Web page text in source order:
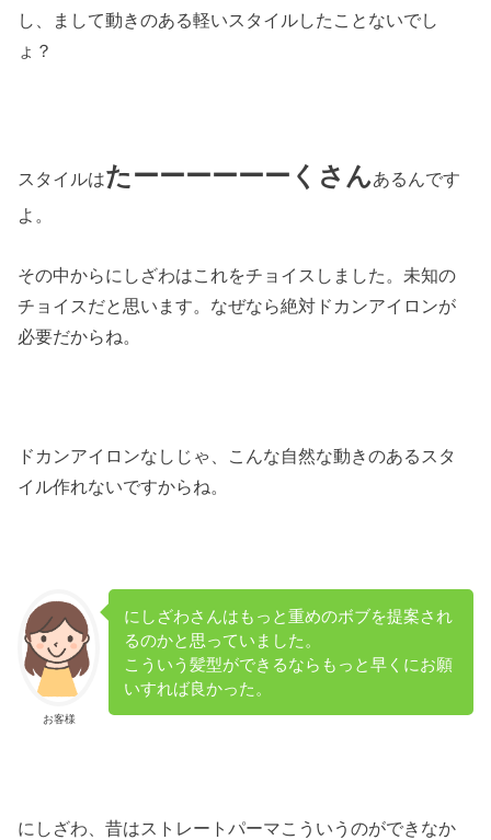
し、まして動きのある軽いスタイルしたことないでし
ょ？
スタイルはたーーーーーーくさんあるんです
よ。
その中からにしざわはこれをチョイスしました。未知の
チョイスだと思います。なぜなら絶対ドカンアイロンが
必要だからね。
ドカンアイロンなしじゃ、こんな自然な動きのあるスタ
イル作れないですからね。
お客様
にしざわさんはもっと重めのボブを提案され
るのかと思っていました。
こういう髪型ができるならもっと早くにお願
いすれば良かった。
にしざわ、昔はストレートパーマこういうのができなか